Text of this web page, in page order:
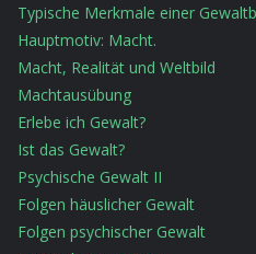
Typische Merkmale einer
Hauptmotiv: Macht.
Macht, Realität und Weltbild
Machtausübung
Erlebe ich Gewalt?
Ist das Gewalt?
Psychische Gewalt II
Folgen häuslicher Gewalt
Folgen psychischer Gewalt